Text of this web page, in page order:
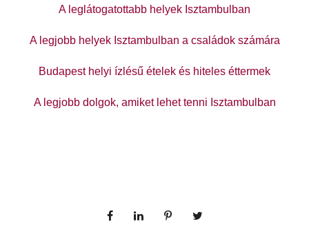
A leglátogatottabb helyek Isztambulban
A legjobb helyek Isztambulban a családok számára
Budapest helyi ízlésű ételek és hiteles éttermek
A legjobb dolgok, amiket lehet tenni Isztambulban